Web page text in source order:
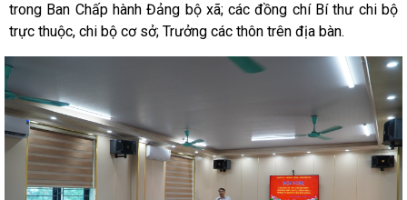
trong Ban Chấp hành Đảng bộ xã; các đồng chí Bí thư chi bộ
trực thuộc, chi bộ cơ sở; Trưởng các thôn trên địa bàn.